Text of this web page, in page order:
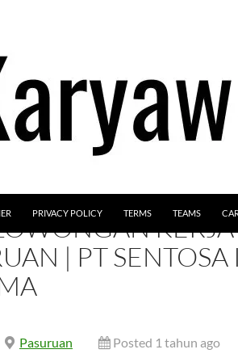
PRIVACY POLICY TERMS TEAMS
KERJA
| PT SENTOSA
Pasuruan
Posted 1 tahun ago